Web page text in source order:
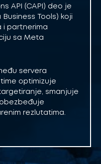
API (CAPI) deo je
Tools) koji
i partnerima
sa Meta
servera
optimizuje
smanjuje
rezlutatima.